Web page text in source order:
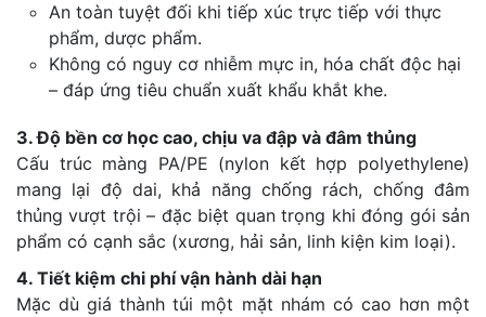
An toàn tuyệt đối khi tiếp xúc trực tiếp với thực
phẩm, dược phẩm.
Không có nguy cơ nhiễm mực in, hóa chất độc hại
– đáp ứng tiêu chuẩn xuất khẩu khắt khe.
3. Độ bền cơ học cao, chịu va đập và đâm thủng
Cấu trúc màng PA/PE (nylon kết hợp polyethylene)
mang lại độ dai, khả năng chống rách, chống đâm
thủng vượt trội – đặc biệt quan trọng khi đóng gói sản
phẩm có cạnh sắc (xương, hải sản, linh kiện kim loại).
4. Tiết kiệm chi phí vận hành dài hạn
Mặc dù giá thành túi một mặt nhám có cao hơn một